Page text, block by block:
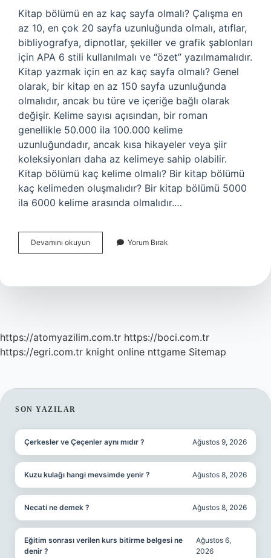
Kitap bölümü en az kaç sayfa olmalı? Çalışma en
az 10, en çok 20 sayfa uzunluğunda olmalı, atıflar,
bibliyografya, dipnotlar, şekiller ve grafik şablonları
için APA 6 stili kullanılmalı ve “özet” yazılmamalıdır.
Kitap yazmak için en az kaç sayfa olmalı? Genel
olarak, bir kitap en az 150 sayfa uzunluğunda
olmalıdır, ancak bu türe ve içeriğe bağlı olarak
değişir. Kelime sayısı açısından, bir roman
genellikle 50.000 ila 100.000 kelime
uzunluğundadır, ancak kısa hikayeler veya şiir
koleksiyonları daha az kelimeye sahip olabilir.
Kitap bölümü kaç kelime olmalı? Bir kitap bölümü
kaç kelimeden oluşmalıdır? Bir kitap bölümü 5000
ila 6000 kelime arasında olmalıdır.…
Devamını okuyun
Bölümü
Olmalı
Yorum Bırak
https://atomyazilim.com.tr https://boci.com.tr
https://egri.com.tr knight online nttgame Sitemap
SIDEBAR
SON YAZILAR
Çerkesler ve Çeçenler aynı mıdır ? Ağustos 9, 2026
Kuzu kulağı hangi mevsimde yenir ? Ağustos 8, 2026
Necati ne demek ? Ağustos 8, 2026
Eğitim sonrası verilen kurs bitirme belgesi ne
denir ?
Ağustos 6,
2026